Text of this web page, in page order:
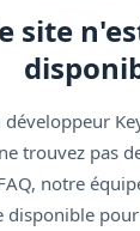
site
trouvez pas
notre
disponible